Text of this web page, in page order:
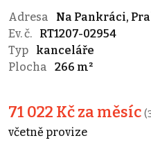
Adresa
Na Pankráci,
Ev. č.
RT1207-02954
Typ
kanceláře
Plocha
266 m²
71 022 Kč za měsíc
včetně provize